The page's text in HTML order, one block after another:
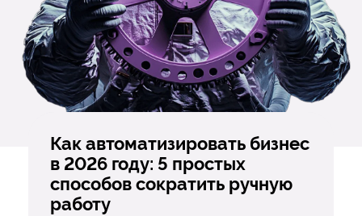
Как автоматизировать бизнес
в 2026 году: 5 простых
способов сократить ручную
работу